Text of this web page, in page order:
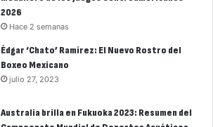
2026
Hace 2 semanas
Édgar ‘Chato’ Ramírez: El Nuevo Rostro del
Boxeo Mexicano
julio 27, 2023
Australia brilla en Fukuoka 2023: Resumen del